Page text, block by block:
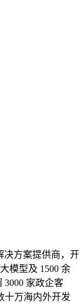
决方案提供商，开
模型及 1500 余
3000 家政企客
十万海内外开发